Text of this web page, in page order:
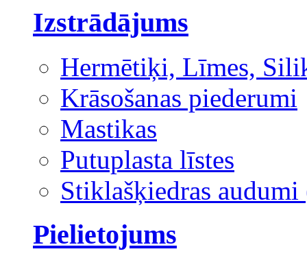
Izstrādājums
Hermētiķi, Līmes,
Krāsošanas piederumi
Mastikas
Putuplasta līstes
Stiklašķiedras audumi
Pielietojums